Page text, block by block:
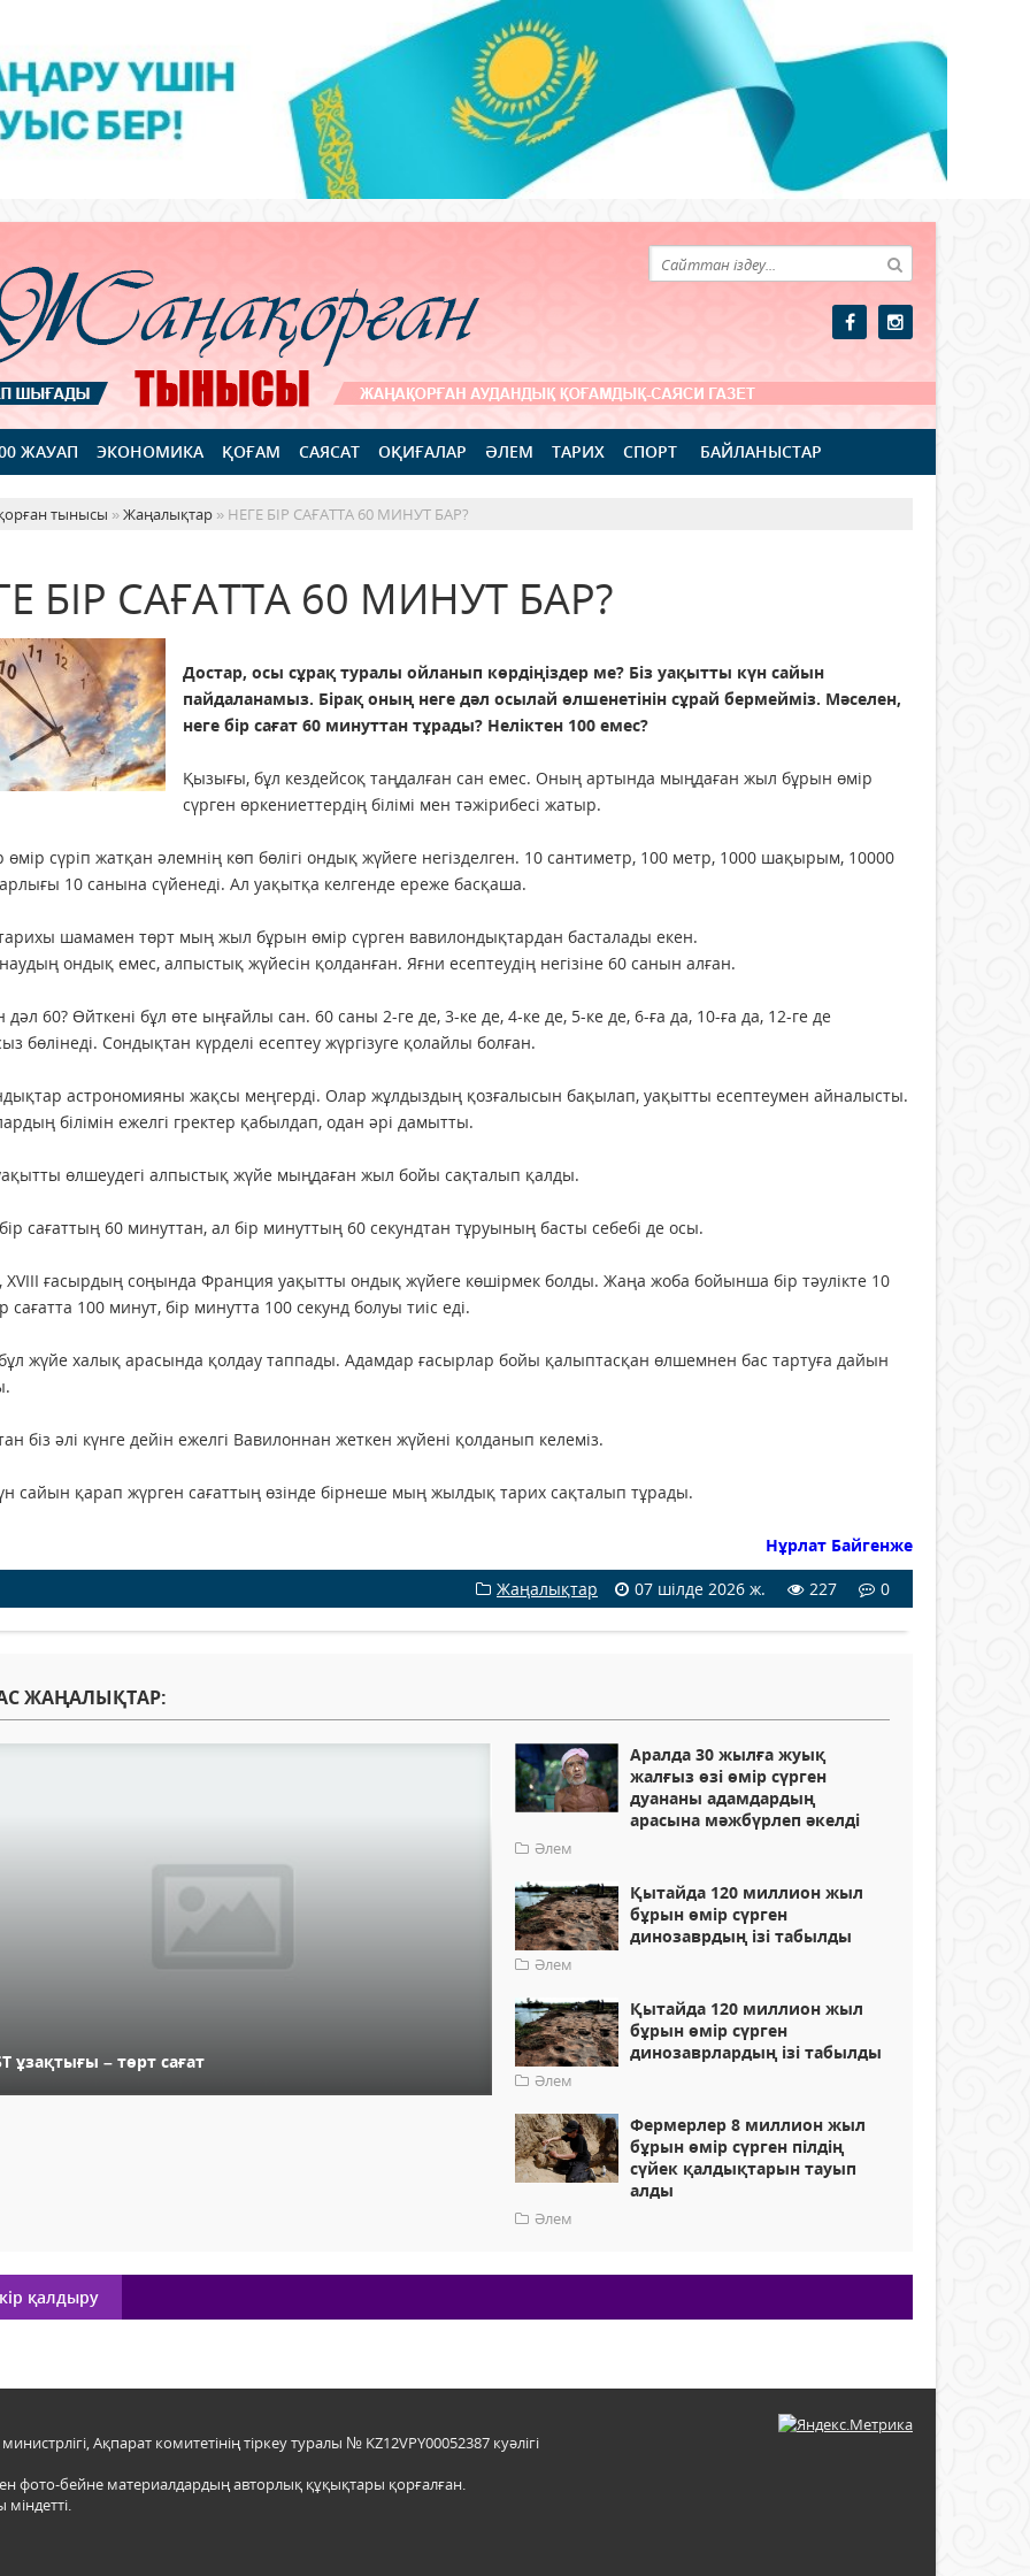
ЖАУАП ЭКОНОМИКА ҚОҒАМ САЯСАТ ОҚИҒАЛАР ӘЛЕМ ТАРИХ СПОРТ БАЙЛАНЫСТАР
тынысы »Жаңалықтар » НЕГЕ БІР САҒАТТА 60 МИНУТ БАР?
БІР САҒАТТА 60 МИНУТ БАР?
Достар, осы сұрақ туралы ойланып көрдіңіздер ме? Біз уақытты күн сайын
пайдаланамыз. Бірақ оның неге дәл осылай өлшенетінін сұрай бермейміз. Мәселен,
неге бір сағат 60 минуттан тұрады? Неліктен 100 емес?
Қызығы, бұл кездейсоқ таңдалған сан емес. Оның артында мыңдаған жыл бұрын өмір
сүрген өркениеттердің білімі мен тәжірибесі жатыр.
өмір сүріп жатқан әлемнің көп бөлігі ондық жүйеге негізделген. 10 сантиметр, 100 метр, 1000 шақырым, 10000
10 санына сүйенеді. Ал уақытқа келгенде ереже басқаша.
шамамен төрт мың жыл бұрын өмір сүрген вавилондықтардан басталады екен.
ондық емес, алпыстық жүйесін қолданған. Яғни есептеудің негізіне 60 санын алған.
дәл 60? Өйткені бұл өте ыңғайлы сан. 60 саны 2-ге де, 3-ке де, 4-ке де, 5-ке де, 6-ға да, 10-ға да, 12-ге де
бөлінеді. Сондықтан күрделі есептеу жүргізуге қолайлы болған.
астрономияны жақсы меңгерді. Олар жұлдыздың қозғалысын бақылап, уақытты есептеумен айналысты.
білімін ежелгі гректер қабылдап, одан әрі дамытты.
өлшеудегі алпыстық жүйе мыңдаған жыл бойы сақталып қалды.
бір сағаттың 60 минуттан, ал бір минуттың 60 секундтан тұруының басты себебі де осы.
ғасырдың соңында Франция уақытты ондық жүйеге көшірмек болды. Жаңа жоба бойынша бір тәулікте 10
сағатта 100 минут, бір минутта 100 секунд болуы тиіс еді.
жүйе халық арасында қолдау таппады. Адамдар ғасырлар бойы қалыптасқан өлшемнен бас тартуға дайын
біз әлі күнге дейін ежелгі Вавилоннан жеткен жүйені қолданып келеміз.
сайын қарап жүрген сағаттың өзінде бірнеше мың жылдық тарих сақталып тұрады.
Нұрлат Байгенже
Жаңалықтар
07 шілде 2026 ж. 227 0
ЖАҢАЛЫҚТАР:
ұзақтығы – төрт сағат
Аралда 30 жылға жуық
жалғыз өзі өмір сүрген
дуананы адамдардың
арасына мәжбүрлеп әкелді
Әлем
Қытайда 120 миллион жыл
бұрын өмір сүрген
динозаврдың ізі табылды
Әлем
Қытайда 120 миллион жыл
бұрын өмір сүрген
динозаврлардың ізі табылды
Әлем
Фермерлер 8 миллион жыл
бұрын өмір сүрген пілдің
сүйек қалдықтарын тауып
алды
Әлем
қалдыру
Ақпарат комитетінің тіркеу туралы № KZ12VPY00052387 куәлігі
фото-бейне материалдардың авторлық құқықтары қорғалған.